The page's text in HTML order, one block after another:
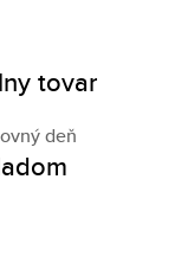
tovar
deň